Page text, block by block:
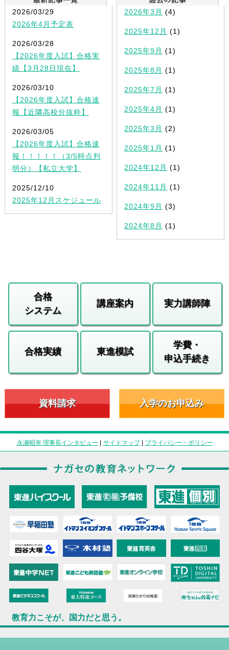
2026/03/29
2026年4月予定表
2026/03/28
【2026年度入試】合格実
績【3月28日現在】
2026/03/10
【2026年度入試】合格速
報【近隣高校分抜粋】
2026/03/05
【2026年度入試】合格速
報！！！！！（3/5時点判
明分）【私立大学】
2025/12/10
2025年12月スケジュール
2026年3月 (4)
2025年12月 (1)
2025年9月 (1)
2025年8月 (1)
2025年7月 (1)
2025年4月 (1)
2025年3月 (2)
2025年1月 (1)
2024年12月 (1)
2024年11月 (1)
2024年9月 (3)
2024年8月 (1)
合格
システム
講座案内 実力講師陣
合格実績 東進模試
学費・
申込手続き
資料請求 入学のお申込み
永瀬昭幸 理事長インタビュー | サイトマップ| プライバシー・ポリシー
教育力こそが、国力だと思う。